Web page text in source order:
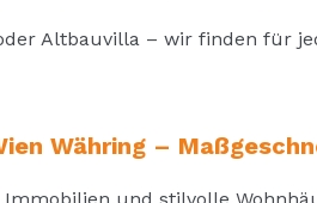
Altbauvilla – wir finden für
Währing –